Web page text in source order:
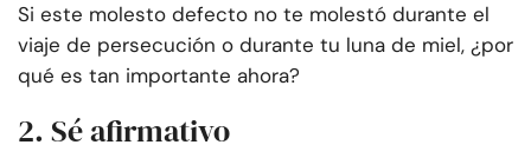
Si este molesto defecto no te molestó durante el
viaje de persecución o durante tu luna de miel, ¿por
qué es tan importante ahora?
2. Sé afirmativo